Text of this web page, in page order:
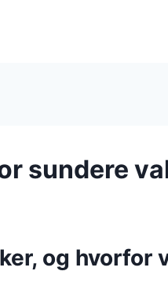
sundere
og hvorfor